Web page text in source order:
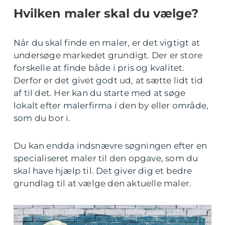
Hvilken maler skal du vælge?
Når du skal finde en maler, er det vigtigt at
undersøge markedet grundigt. Der er store
forskelle at finde både i pris og kvalitet.
Derfor er det givet godt ud, at sætte lidt tid
af til det. Her kan du starte med at søge
lokalt efter malerfirma i den by eller område,
som du bor i.
Du kan endda indsnævre søgningen efter en
specialiseret maler til den opgave, som du
skal have hjælp til. Det giver dig et bedre
grundlag til at vælge den aktuelle maler.